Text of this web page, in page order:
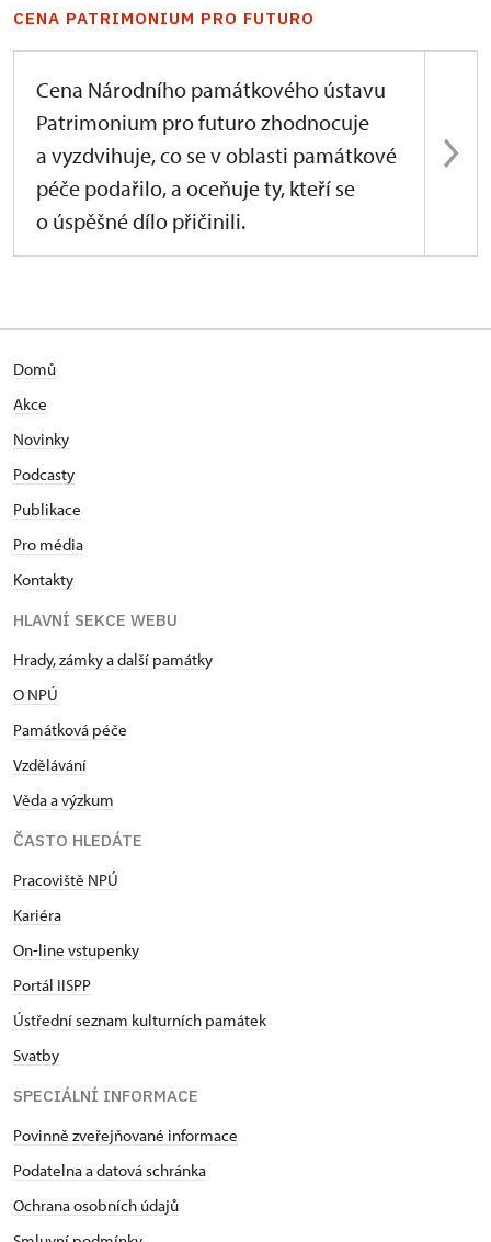
CENA PATRIMONIUM PRO FUTURO
Cena Národního památkového ústavu
Patrimonium pro futuro zhodnocuje
a vyzdvihuje, co se v oblasti památkové
péče podařilo, a oceňuje ty, kteří se
o úspěšné dílo přičinili.
Domů
Akce
Novinky
Podcasty
Publikace
Pro média
Kontakty
HLAVNÍ SEKCE WEBU
Hrady, zámky a další památky
O NPÚ
Památková péče
Vzdělávání
Věda a výzkum
ČASTO HLEDÁTE
Pracoviště NPÚ
Kariéra
On-line vstupenky
Portál IISPP
Ústřední seznam kulturních památek
Svatby
SPECIÁLNÍ INFORMACE
Povinně zveřejňované informace
Podatelna a datová schránka
Ochrana osobních údajů